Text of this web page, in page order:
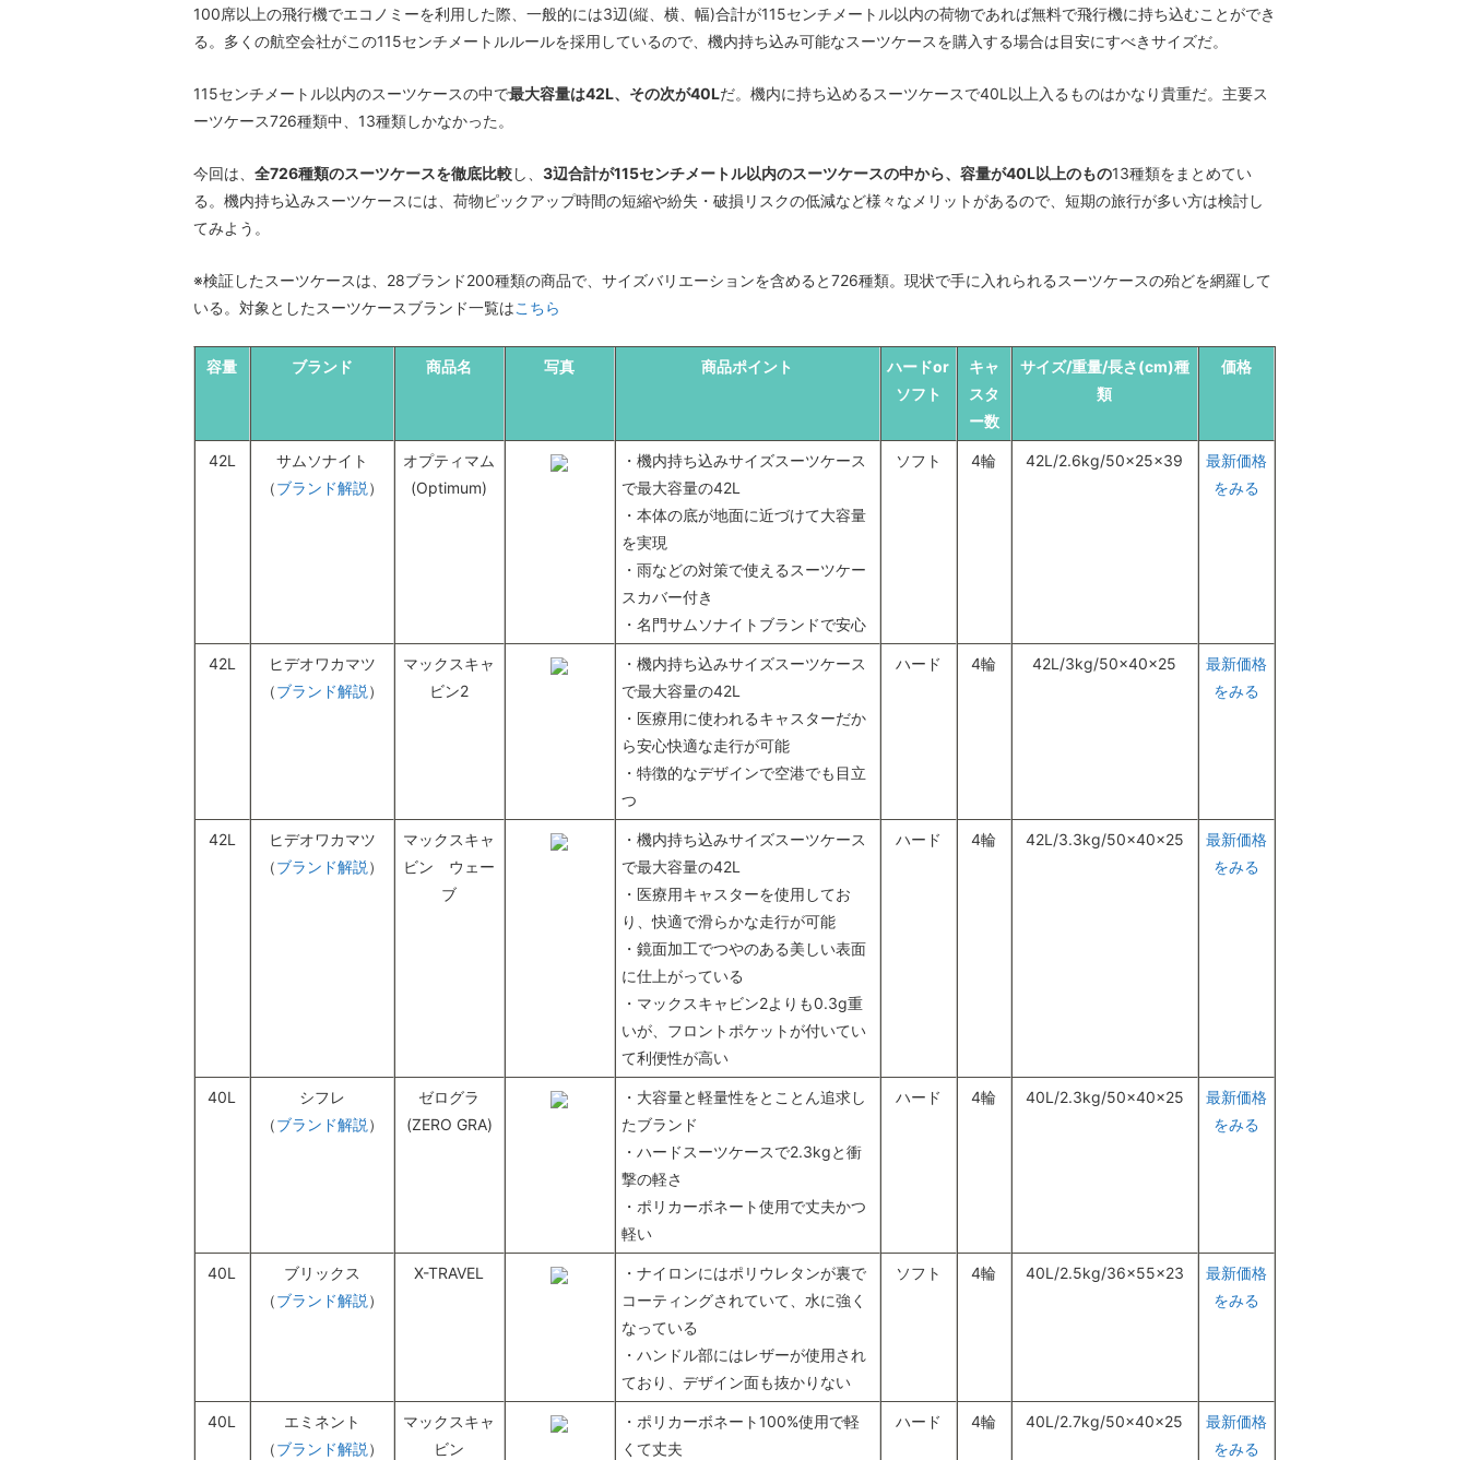
100席以上の飛行機でエコノミーを利用した際、一般的には3辺(縦、横、幅)合計が115センチメートル以内の荷物であれば無料で飛行機に持ち込むことができ
る。多くの航空会社がこの115センチメートルルールを採用しているので、機内持ち込み可能なスーツケースを購入する場合は目安にすべきサイズだ。
115センチメートル以内のスーツケースの中で最大容量は42L、その次が40Lだ。機内に持ち込めるスーツケースで40L以上入るものはかなり貴重だ。主要ス
ーツケース726種類中、13種類しかなかった。
今回は、 全726種類のスーツケースを徹底比較し、 3辺合計が115センチメートル以内のスーツケースの中から、容量が40L以上のもの13種類をまとめてい
る。機内持ち込みスーツケースには、荷物ピックアップ時間の短縮や紛失・破損リスクの低減など様々なメリットがあるので、短期の旅行が多い方は検討し
てみよう。
※検証したスーツケースは、28ブランド200種類の商品で、サイズバリエーションを含めると726種類。現状で手に入れられるスーツケースの殆どを網羅して
いる。対象としたスーツケースブランド一覧はこちら
容量 ブランド 商品名 写真 商品ポイント
ハードor
ソフト
キャ
スタ
ー数
サイズ/重量/長さ(cm)種
類
価格
42L
サムソナイト
（ブランド解説）
オプティマム
(Optimum)
・機内持ち込みサイズスーツケース
で最大容量の42L
・本体の底が地面に近づけて大容量
を実現
・雨などの対策で使えるスーツケー
スカバー付き
・名門サムソナイトブランドで安心
ソフト 4輪 42L/2.6kg/50×25×39
最新価格
をみる
42L
ヒデオワカマツ
（ブランド解説）
マックスキャ
ビン2
・機内持ち込みサイズスーツケース
で最大容量の42L
・医療用に使われるキャスターだか
ら安心快適な走行が可能
・特徴的なデザインで空港でも目立
つ
ハード 4輪 42L/3kg/50×40×25
最新価格
をみる
42L
ヒデオワカマツ
（ブランド解説）
マックスキャ
ビン ウェー
ブ
・機内持ち込みサイズスーツケース
で最大容量の42L
・医療用キャスターを使用してお
り、快適で滑らかな走行が可能
・鏡面加工でつやのある美しい表面
に仕上がっている
・マックスキャビン2よりも0.3g重
いが、フロントポケットが付いてい
て利便性が高い
ハード 4輪 42L/3.3kg/50×40×25
最新価格
をみる
40L
シフレ
（ブランド解説）
ゼログラ
(ZERO GRA)
・大容量と軽量性をとことん追求し
たブランド
・ハードスーツケースで2.3kgと衝
撃の軽さ
・ポリカーボネート使用で丈夫かつ
軽い
ハード 4輪 40L/2.3kg/50×40×25
最新価格
をみる
40L
ブリックス
（ブランド解説）
X-TRAVEL
・ナイロンにはポリウレタンが裏で
コーティングされていて、水に強く
なっている
・ハンドル部にはレザーが使用され
ており、デザイン面も抜かりない
ソフト 4輪 40L/2.5kg/36×55×23
最新価格
をみる
40L
エミネント
（ブランド解説）
マックスキャ
ビン
・ポリカーボネート100%使用で軽
くて丈夫
ハード 4輪 40L/2.7kg/50×40×25
最新価格
をみる